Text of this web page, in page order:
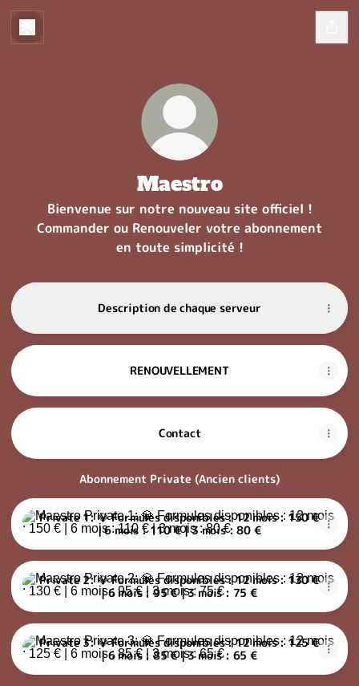
Maestro
Bienvenue sur notre nouveau site officiel !
Commander ou Renouveler votre abonnement
en toute simplicité !
Description de chaque serveur
RENOUVELLEMENT
Contact
Abonnement Private (Ancien clients)
Private 1: 💎 Formules disponibles : 12 mois : 150 € | 6 mois :
Private 1: 💎 Formules disponibles : 12 mois : 150 €
| 6 mois : 110 € | 3 mois : 80 €
Private 2: 💎 Formules disponibles : 12 mois : 130 € | 6 mois :
Private 2: 💎 Formules disponibles : 12 mois : 130 €
| 6 mois : 95 € | 3 mois : 75 €
Private 3: 💎 Formules disponibles : 12 mois : 125 € | 6 mois :
Private 3: 💎 Formules disponibles : 12 mois : 125 €
| 6 mois : 85 € | 3 mois : 65 €